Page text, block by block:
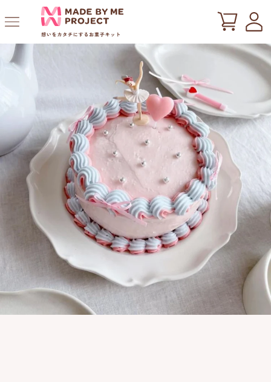
に
む